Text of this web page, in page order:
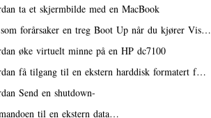
ta et skjermbilde med en MacBook
forårsaker en treg Boot Up når du kjører Vis…
øke virtuelt minne på en HP dc7100
få tilgang til en ekstern harddisk formatert f…
Send en shutdown-
til en ekstern data…